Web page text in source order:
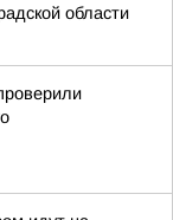
области